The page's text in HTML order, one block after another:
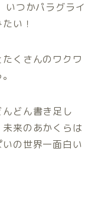
いつかパラグライ
い！
くさんのワクワ
どん書き足し
来のあかくらは
の世界一面白い